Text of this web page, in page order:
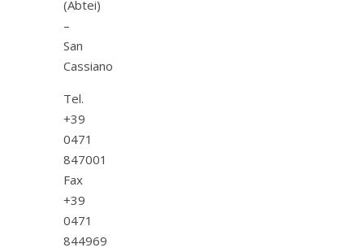
(Abtei)
–
San
Cassiano
Tel.
+39
0471
847001
Fax
+39
0471
844969